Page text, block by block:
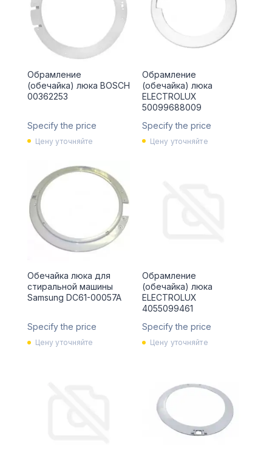
Обрамление
(обечайка) люка BOSCH
00362253
Specify the price
Цену уточняйте
Обрамление
(обечайка) люка
ELECTROLUX
50099688009
Specify the price
Цену уточняйте
Обечайка люка для
стиральной машины
Samsung DC61-00057A
Specify the price
Цену уточняйте
Обрамление
(обечайка) люка
ELECTROLUX
4055099461
Specify the price
Цену уточняйте